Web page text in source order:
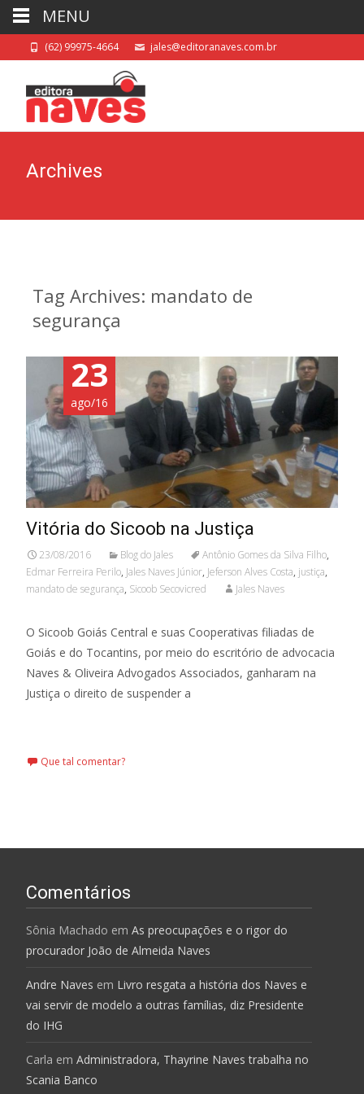
(62) 99975-4664 jales@editoranaves.com.br
Archives
Tag Archives: mandato de
segurança
23
ago/16
Vitória do Sicoob na Justiça
23/08/2016 Blog do Jales Antônio Gomes da Silva Filho,
Edmar Ferreira Perilo, Jales Naves Júnior, Jeferson Alves Costa, justiça,
mandato de segurança, Sicoob Secovicred Jales Naves
O Sicoob Goiás Central e suas Cooperativas filiadas de
Goiás e do Tocantins, por meio do escritório de advocacia
Naves & Oliveira Advogados Associados, ganharam na
Justiça o direito de suspender a
Que tal comentar?
Comentários
Sônia Machado em As preocupações e o rigor do
procurador João de Almeida Naves
Andre Naves em Livro resgata a história dos Naves e
vai servir de modelo a outras famílias, diz Presidente
do IHG
Carla em Administradora, Thayrine Naves trabalha no
Scania Banco
MENU